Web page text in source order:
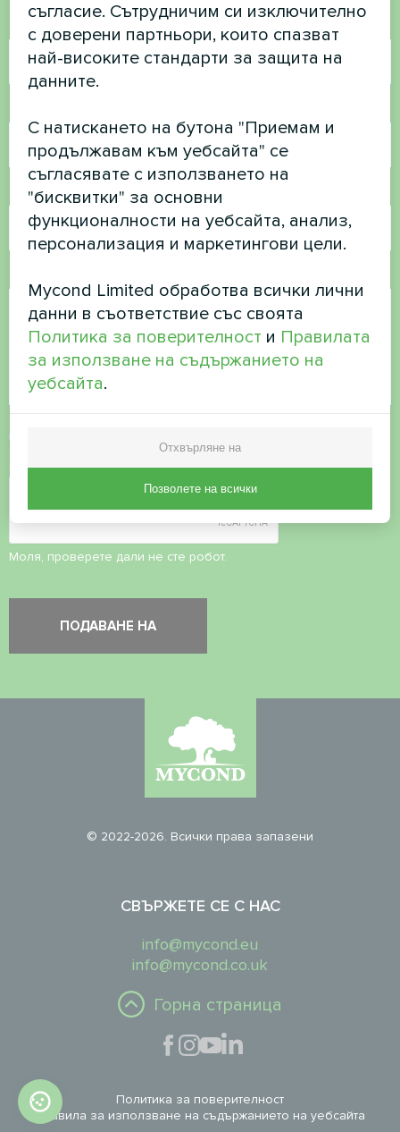
Имейл
Проверка на сигурността*
Моля, проверете дали не сте робот.
© 2022-2026. Всички права запазени
СВЪРЖЕТЕ СЕ С НАС
info@mycond.eu
info@mycond.co.uk
Горна страница
Политика за поверителност
Правила за използване на съдържанието на уебсайта
съгласие. Сътрудничим си изключително
с доверени партньори, които спазват
най-високите стандарти за защита на
данните.
С натискането на бутона "Приемам и
продължавам към уебсайта" се
съгласявате с използването на
"бисквитки" за основни
функционалности на уебсайта, анализ,
персонализация и маркетингови цели.
Mycond Limited обработва всички лични
данни в съответствие със своята
Политика за поверителност и Правилата
за използване на съдържанието на
уебсайта.
Отхвърляне на
Позволете на всички